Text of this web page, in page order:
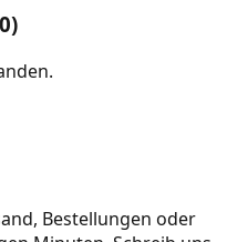
Bestellungen oder